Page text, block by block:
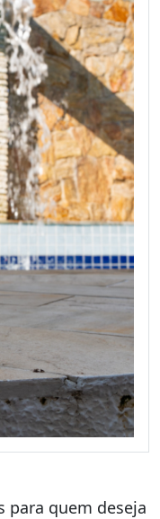
para quem deseja